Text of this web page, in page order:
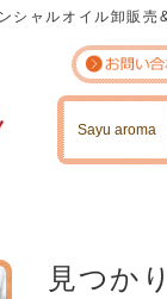
シャルオイル卸販
コンテン
Sayu aroma
見つか